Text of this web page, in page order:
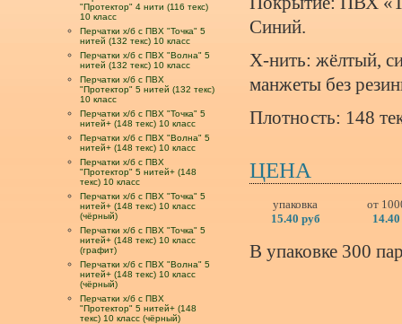
"Протектор" 4 нити (116 текс)
10 класс
Перчатки х/б с ПВХ "Точка" 5
нитей (132 текс) 10 класс
Перчатки х/б с ПВХ "Волна" 5
нитей (132 текс) 10 класс
Перчатки х/б с ПВХ
"Протектор" 5 нитей (132 текс)
10 класс
Перчатки х/б с ПВХ "Точка" 5
нитей+ (148 текс) 10 класс
Перчатки х/б с ПВХ "Волна" 5
нитей+ (148 текс) 10 класс
Перчатки х/б с ПВХ
"Протектор" 5 нитей+ (148
текс) 10 класс
Перчатки х/б с ПВХ "Точка" 5
нитей+ (148 текс) 10 класс
(чёрный)
Перчатки х/б с ПВХ "Точка" 5
нитей+ (148 текс) 10 класс
(графит)
Перчатки х/б с ПВХ "Волна" 5
нитей+ (148 текс) 10 класс
(чёрный)
Перчатки х/б с ПВХ
"Протектор" 5 нитей+ (148
текс) 10 класс (чёрный)
Синий.
Х-нить: жёлтый,
манжеты без
Плотность: 148
ЦЕНА
упаковка
от
15.40 руб
В упаковке 300